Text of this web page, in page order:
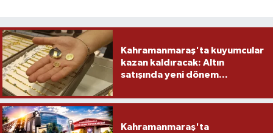
Kahramanmaraş'ta kuyumcular
kazan kaldıracak: Altın
satışında yeni dönem...
Kahramanmaraş'ta